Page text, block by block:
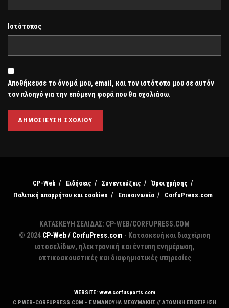
Ιστότοπος
Αποθήκευσε το όνομά μου, email, και τον ιστότοπο μου σε αυτόν
τον πλοηγό για την επόμενη φορά που θα σχολιάσω.
CP-Web Ειδήσεις Συνεντεύξεις
Όροι χρήσης
Πολιτική απορρήτου και cookies
Επικοινωνία CorfuPress.com
ΚΑΤΑΣΚΕΥΗ ΣΕΛΙΔΑΣ: CP-WEB/CORFUPRESS.COM
© 2024 CP-Web / CorfuPress.com - Κατασκευή και διαχείριση
ιστοσελίδων, ηλεκτρονική και έντυπη ενημέρωση,
οπτικοακουστικές και διαφημιστικές υπηρεσίες
WEBSITE: www.corfusports.com
C.P.WEB-CORFUPRESS.COM - ΕΜΜΑΝΟΥΗΛ ΜΕΘΥΜΑΚΗΣ // ΑΤΟΜΙΚΗ ΕΠΙΧΕΙΡΗΣΗ